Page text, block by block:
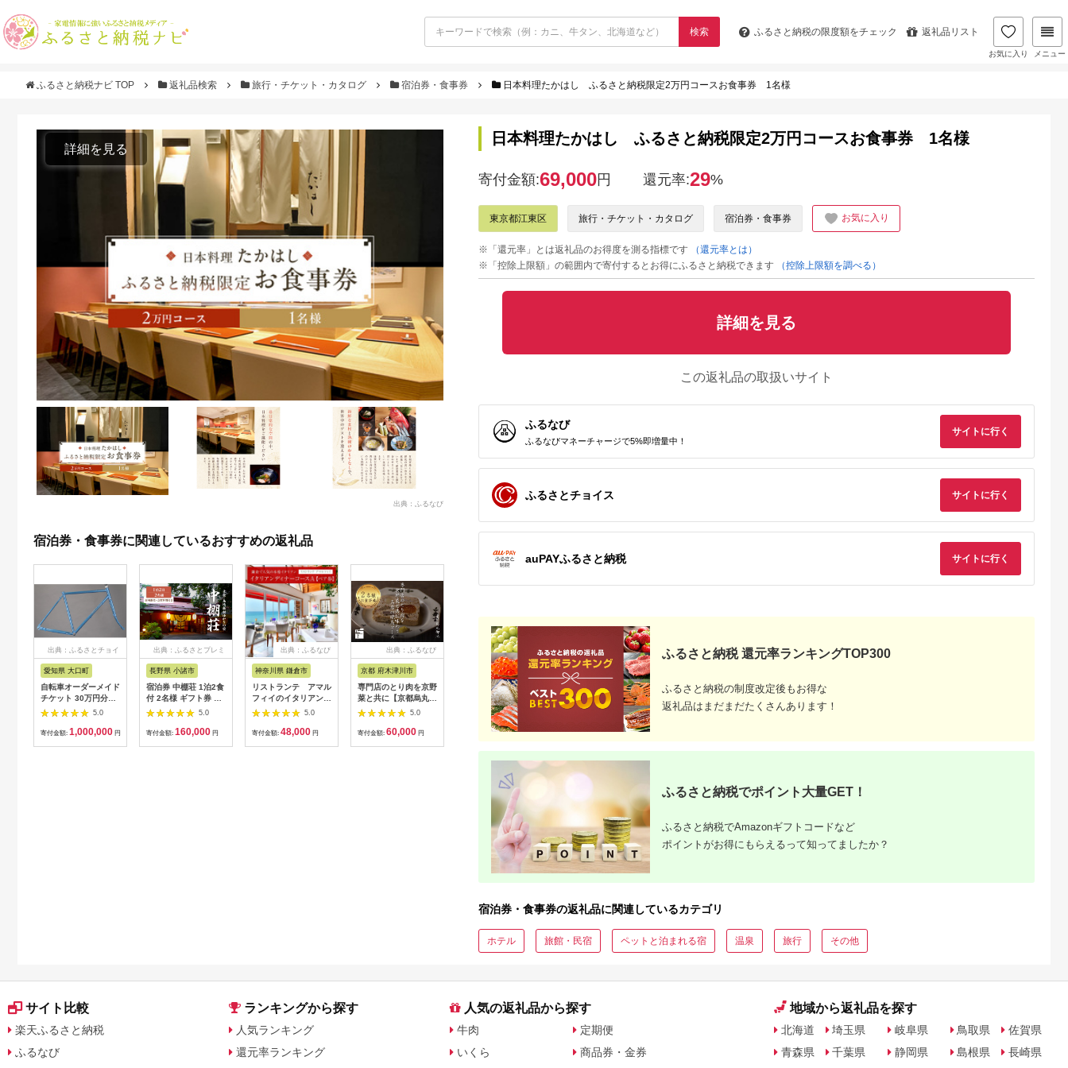
検索 ふるさと納税の限度額をチェック 返礼品リスト
お気に入り メニュー
ふるさと納税ナビ TOP 返礼品検索 旅行・チケット・カタログ 宿泊券・食事券 日本料理たかはし ふるさと納税限定2万円コースお食事券 1名様
詳細を見る
出典：ふるなび
宿泊券・食事券に関連しているおすすめの返礼品
出典：ふるさとチョイ
愛知県 大口町
自転車オーダーメイド
チケット 30万円分
【1360365】
5.0
寄付金額: 1,000,000 円
出典：ふるさとプレミ
長野県 小諸市
宿泊券 中棚荘 1泊2食
付 2名様 ギフト券 チ
ケット 券 宿泊 旅行
5.0
寄付金額: 160,000 円
出典：ふるなび
神奈川県 鎌倉市
リストランテ アマル
フィイのイタリアンデ
ィナーコースA ペア
5.0
寄付金額: 48,000 円
出典：ふるなび
京都 府木津川市
専門店のとり肉を京野
菜と共に【京都烏丸御
池】で味わう2名様焼
鳥コースお食事券
064-15
5.0
寄付金額: 60,000 円
出典：ふるなび
界 雲仙 ふるさと納
税宿泊ギフト券
（15,000円）【星野
リゾート】
5.0
50,000円
出典：ふるなび
埼玉県 飯能市
【BlueTarp】ランチ
お食事券(ペア) チケッ
ト HNNC001
5.0
寄付金額:14,000 円
出典：ふるさとチョイ
ス
【先行受付】ゴルフク
300,000円_GI-
ップ ゼクシオ スリク
ソン クリーブランド
フェアウェイウッド
ハイブリッド ウエッ
5.0
出典：ふるさとチョイ
北軽井沢・八ッ場ダム
用可能な長野原町ふる
日本料理たかはし ふるさと納税限定2万円コースお食事券 1名様
寄付金額:69,000円 還元率:29%
東京都江東区 旅行・チケット・カタログ 宿泊券・食事券 お気に入り
※「還元率」とは返礼品のお得度を測る指標です
（還元率とは）
※「控除上限額」の範囲内で寄付するとお得にふるさと納税できます
（控除上限額を調べる）
詳細を見る
この返礼品の取扱いサイト
ふるなび
ふるなびマネーチャージで5%即増量中！
サイトに行く
ふるさとチョイス サイトに行く
auPAYふるさと納税 サイトに行く
ふるさと納税 還元率ランキングTOP300
ふるさと納税の制度改定後もお得な
返礼品はまだまだたくさんあります！
ふるさと納税でポイント大量GET！
ふるさと納税でAmazonギフトコードなど
ポイントがお得にもらえるって知ってましたか？
宿泊券・食事券の返礼品に関連しているカテゴリ
ホテル 旅館・民宿 ペットと泊まれる宿 温泉 旅行 その他
サイト比較
楽天ふるさと納税
ふるなび
ランキングから探す
人気ランキング
還元率ランキング
人気の返礼品から探す
牛肉
いくら
定期便
商品券・金券
地域から返礼品を探す
北海道
青森県
埼玉県
千葉県
岐阜県
静岡県
鳥取県
島根県
佐賀県
長崎県